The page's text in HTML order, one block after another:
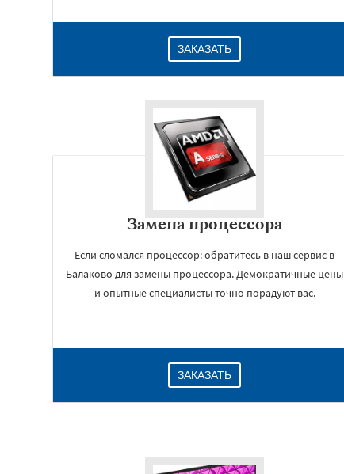
ЗАКАЗАТЬ
Замена процессора
Если сломался процессор: обратитесь в наш сервис в
Балаково для замены процессора. Демократичные цены
и опытные специалисты точно порадуют вас.
ЗАКАЗАТЬ